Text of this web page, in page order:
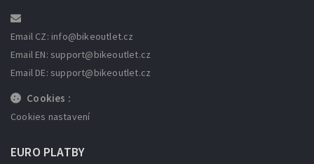
Email CZ: info@bikeoutlet.cz
Email EN: support@bikeoutlet.cz
Email DE: support@bikeoutlet.cz
Cookies :
Cookies nastavení
EURO PLATBY